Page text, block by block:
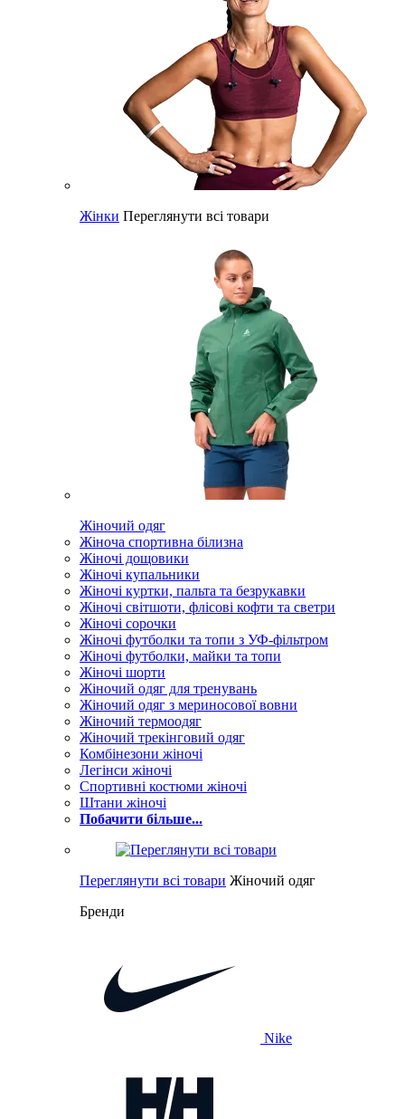
Жінки Переглянути всі товари
Жіночий одяг
Жіноча спортивна білизна
Жіночі дощовики
Жіночі купальники
Жіночі куртки, пальта та безрукавки
Жіночі світшоти, флісові кофти та светри
Жіночі сорочки
Жіночі футболки та топи з УФ-фільтром
Жіночі футболки, майки та топи
Жіночі шорти
Жіночий одяг для тренувань
Жіночий одяг з мериносової вовни
Жіночий термоодяг
Жіночий трекінговий одяг
Комбінезони жіночі
Легінси жіночі
Спортивні костюми жіночі
Штани жіночі
Побачити більше...
Переглянути всі товари Жіночий одяг
Бренди
Nike